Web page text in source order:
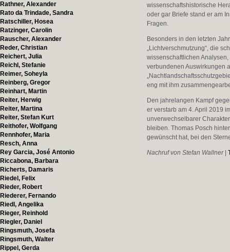
Rathner, Alexander
Rato da Trindade, Sandra
Ratschiller, Hosea
Ratzinger, Carolin
Rauscher, Alexander
Reder, Christian
Reichert, Julia
Reichl, Stefanie
Reimer, Soheyla
Reinberg, Gregor
Reinhart, Martin
Reiter, Herwig
Reiter, Martina
Reiter, Stefan Kurt
Reithofer, Wolfgang
Rennhofer, Maria
Resch, Anna
Rey Garcia, José Antonio
Riccabona, Barbara
Richerts, Damaris
Riedel, Felix
Rieder, Robert
Riederer, Fernando
Riedl, Angelika
Rieger, Reinhold
Riegler, Daniel
Ringsmuth, Josefa
Ringsmuth, Walter
Rippel, Gerda
wissenschaftshistorische
oder gar Briefe stand er am
Fragen.
Besonders in den letzten
„Lichtverschmutzung“, die
wissenschaftlichen
verbundenen Auswirkungen
eng mit ihm
Den jahrelangen Kampf
er verstarb am 4. April 2019
unverwechselbarer
bleiben. Thomas Posch
gewünscht hat, bei den
Nachruf von Stefan Wallner|